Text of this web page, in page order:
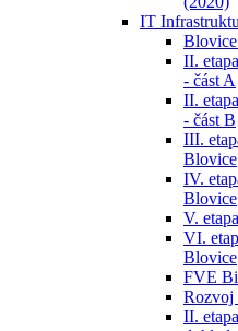
IT
II.
- část A
II.
- část B
III.
Blovice
IV.
Blovice
V.
VI.
Blovice
FVE
Rozvoj
II.